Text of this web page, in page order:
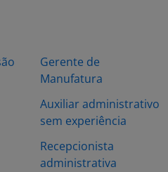
Gerente de
Manufatura
Auxiliar administrativo
sem experiência
Recepcionista
administrativa